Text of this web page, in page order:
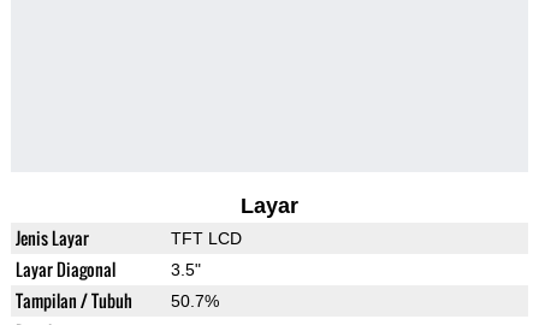
Layar
Jenis Layar TFT LCD
Layar Diagonal 3.5"
Tampilan / Tubuh 50.7%